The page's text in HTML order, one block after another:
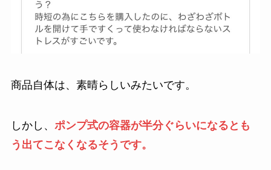
商品自体は、素晴らしいみたいです。
しかし、 ポンプ式の容器が半分ぐらいになるとも
う出てこなくなるそうです。